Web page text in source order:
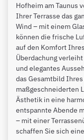
Hofheim am Taunus
Ihrer Terrasse das
Wind – mit einem
können die frische
auf den Komfort
Überdachung
und elegantes
das Gesamtbild
maßgeschneiderten
Ästhetik in eine
entspannte Abende
– mit einer
schaffen Sie sich